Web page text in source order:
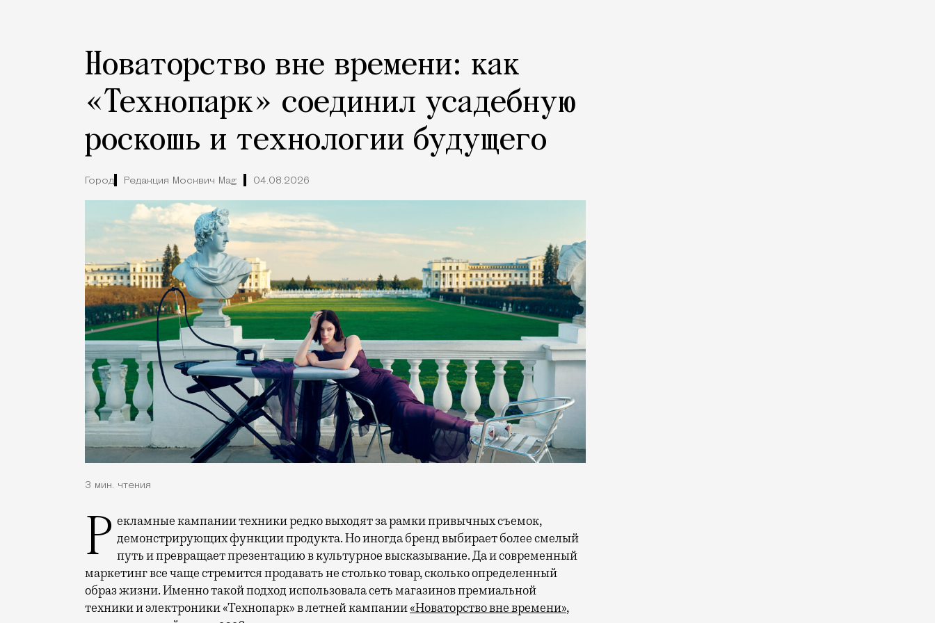
Новаторство вне времени: как
«Технопарк» соединил усадебную
роскошь и технологии будущего
Город Редакция Москвич Mag 04.08.2026
3 мин. чтения
Рекламные кампании техники редко выходят за рамки привычных съемок, демонстрирующих функции продукта. Но иногда бренд выбирает более смелый
путь и превращает презентацию в культурное высказывание. Да и современный
маркетинг все чаще стремится продавать не столько товар, сколько определенный
образ жизни. Именно такой подход использовала сеть магазинов премиальной
техники и электроники «Технопарк» в летней кампании«Новаторство вне времени»,